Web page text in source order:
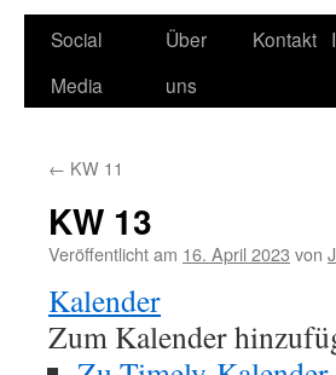
Social
Media
Über
uns
Kontakt
← KW 11
KW 13
Veröffentlicht am 16. April 2023 von
Kalender
Zum Kalender